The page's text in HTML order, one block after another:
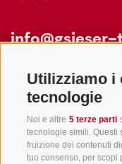
Utilizziamo i
tecnologie
Noi e altre 5 terze parti
tecnologie simili. Questi
fruizione dei contenuti
tuo consenso, per scopi
Soc. coop. turistica Val
S. Martino 10a I-39030